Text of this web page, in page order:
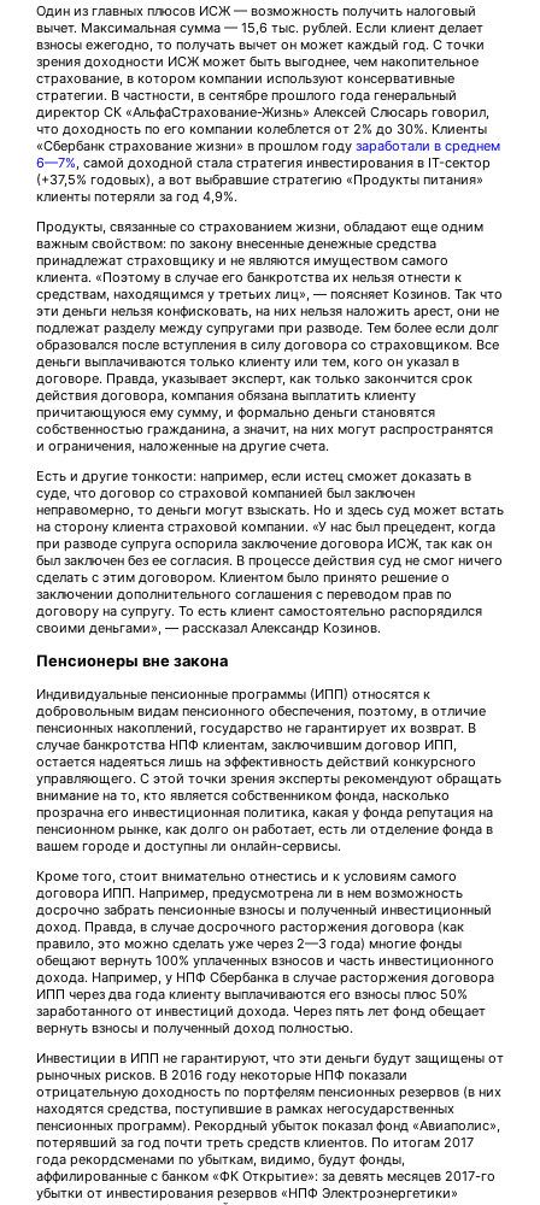
Один из главных плюсов ИСЖ — возможность получить налоговый
вычет. Максимальная сумма — 15,6 тыс. рублей. Если клиент делает
взносы ежегодно, то получать вычет он может каждый год. С точки
зрения доходности ИСЖ может быть выгоднее, чем накопительное
страхование, в котором компании используют консервативные
стратегии. В частности, в сентябре прошлого года генеральный
директор СК «АльфаСтрахование-Жизнь» Алексей Слюсарь говорил,
что доходность по его компании колеблется от 2% до 30%. Клиенты
«Сбербанк страхование жизни» в прошлом году заработали в среднем
6—7%, самой доходной стала стратегия инвестирования в IT-сектор
(+37,5% годовых), а вот выбравшие стратегию «Продукты питания»
клиенты потеряли за год 4,9%.
Продукты, связанные со страхованием жизни, обладают еще одним
важным свойством: по закону внесенные денежные средства
принадлежат страховщику и не являются имуществом самого
клиента. «Поэтому в случае его банкротства их нельзя отнести к
средствам, находящимся у третьих лиц», — поясняет Козинов. Так что
эти деньги нельзя конфисковать, на них нельзя наложить арест, они не
подлежат разделу между супругами при разводе. Тем более если долг
образовался после вступления в силу договора со страховщиком. Все
деньги выплачиваются только клиенту или тем, кого он указал в
договоре. Правда, указывает эксперт, как только закончится срок
действия договора, компания обязана выплатить клиенту
причитающуюся ему сумму, и формально деньги становятся
собственностью гражданина, а значит, на них могут распространятся
и ограничения, наложенные на другие счета.
Есть и другие тонкости: например, если истец сможет доказать в
суде, что договор со страховой компанией был заключен
неправомерно, то деньги могут взыскать. Но и здесь суд может встать
на сторону клиента страховой компании. «У нас был прецедент, когда
при разводе супруга оспорила заключение договора ИСЖ, так как он
был заключен без ее согласия. В процессе действия суд не смог ничего
сделать с этим договором. Клиентом было принято решение о
заключении дополнительного соглашения с переводом прав по
договору на супругу. То есть клиент самостоятельно распорядился
своими деньгами», — рассказал Александр Козинов.
Пенсионеры вне закона
Индивидуальные пенсионные программы (ИПП) относятся к
добровольным видам пенсионного обеспечения, поэтому, в отличие
пенсионных накоплений, государство не гарантирует их возврат. В
случае банкротства НПФ клиентам, заключившим договор ИПП,
остается надеяться лишь на эффективность действий конкурсного
управляющего. С этой точки зрения эксперты рекомендуют обращать
внимание на то, кто является собственником фонда, насколько
прозрачна его инвестиционная политика, какая у фонда репутация на
пенсионном рынке, как долго он работает, есть ли отделение фонда в
вашем городе и доступны ли онлайн-сервисы.
Кроме того, стоит внимательно отнестись и к условиям самого
договора ИПП. Например, предусмотрена ли в нем возможность
досрочно забрать пенсионные взносы и полученный инвестиционный
доход. Правда, в случае досрочного расторжения договора (как
правило, это можно сделать уже через 2—3 года) многие фонды
обещают вернуть 100% уплаченных взносов и часть инвестиционного
дохода. Например, у НПФ Сбербанка в случае расторжения договора
ИПП через два года клиенту выплачиваются его взносы плюс 50%
заработанного от инвестиций дохода. Через пять лет фонд обещает
вернуть взносы и полученный доход полностью.
Инвестиции в ИПП не гарантируют, что эти деньги будут защищены от
рыночных рисков. В 2016 году некоторые НПФ показали
отрицательную доходность по портфелям пенсионных резервов (в них
находятся средства, поступившие в рамках негосударственных
пенсионных программ). Рекордный убыток показал фонд «Авиаполис»,
потерявший за год почти треть средств клиентов. По итогам 2017
года рекордсменами по убыткам, видимо, будут фонды,
аффилированные с банком «ФК Открытие»: за девять месяцев 2017-го
убытки от инвестирования резервов «НПФ Электроэнергетики»